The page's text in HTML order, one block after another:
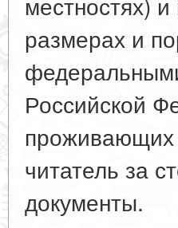
размерах и
Российской
проживающих
читатель за
документы.